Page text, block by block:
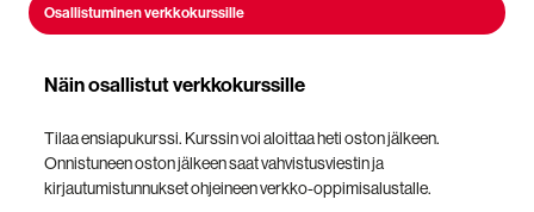
Osallistuminen verkkokurssille
Näin osallistut verkkokurssille
Tilaa ensiapukurssi. Kurssin voi aloittaa heti oston jälkeen.
Onnistuneen oston jälkeen saat vahvistusviestin ja
kirjautumistunnukset ohjeineen verkko-oppimisalustalle.